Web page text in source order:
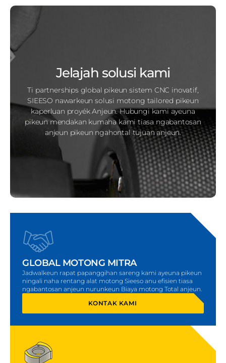
Jelajah solusi kami
Ti partnerships global pikeun sistem CNC inovatif,
SIEESO nawarkeun solusi motong tailored pikeun
kaperluan proyék Anjeun. Hubungi kami ayeuna
pikeun mendakan kumaha kami tiasa ngabantosan
anjeun pikeun ngahontal tujuan anjeun.
GLOBAL MOTONG MITRA
Jadwalkeun rapat papanggihan sareng kami ayeuna pikeun
ningali naha rentang alat motong Sieeso anu efisien tiasa
ngabantosan anjeun nurunkeun Biaya motong Total anjeun.
KONTAK KAMI